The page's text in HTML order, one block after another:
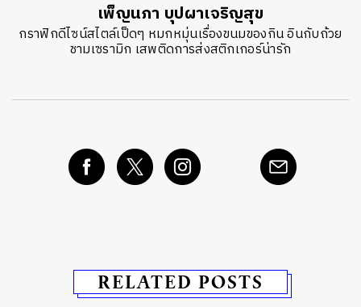
เพ็ญนภา บุปผาเจริญสุข
กราฟิกดีไซน์สไตล์เป็ดๆ หมกหมุ่นเรื่องขนมของกิน อินกับถ้วย
ชามเซรามิก เสพติดการส่งสติกเกอร์น่ารัก
RELATED POSTS